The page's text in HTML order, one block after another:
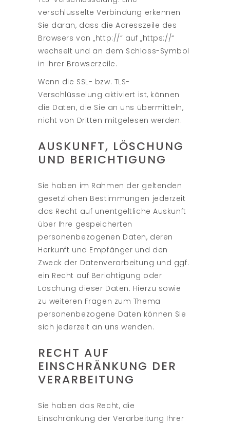
verschlüsselte Verbindung erkennen
Sie daran, dass die Adresszeile des
Browsers von „http://“ auf „https://“
wechselt und an dem Schloss-Symbol
in Ihrer Browserzeile.
Wenn die SSL- bzw. TLS-
Verschlüsselung aktiviert ist, können
die Daten, die Sie an uns übermitteln,
nicht von Dritten mitgelesen werden.
AUSKUNFT, LÖSCHUNG
UND BERICHTIGUNG
Sie haben im Rahmen der geltenden
gesetzlichen Bestimmungen jederzeit
das Recht auf unentgeltliche Auskunft
über Ihre gespeicherten
personenbezogenen Daten, deren
Herkunft und Empfänger und den
Zweck der Datenverarbeitung und ggf.
ein Recht auf Berichtigung oder
Löschung dieser Daten. Hierzu sowie
zu weiteren Fragen zum Thema
personenbezogene Daten können Sie
sich jederzeit an uns wenden.
RECHT AUF
EINSCHRÄNKUNG DER
VERARBEITUNG
Sie haben das Recht, die
Einschränkung der Verarbeitung Ihrer